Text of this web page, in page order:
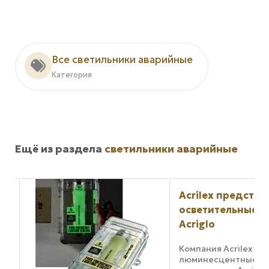
Все светильники аварийные
Категория
Ещё из раздела светильники аварийные
Acrilex представляет
осветительные приборы
Acriglo
Компания Acrilex предлагает
люминесцентные